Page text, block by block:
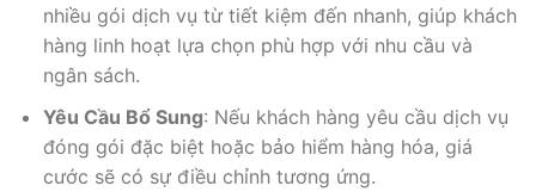
nhiều gói dịch vụ từ tiết kiệm đến nhanh, giúp khách
hàng linh hoạt lựa chọn phù hợp với nhu cầu và
ngân sách.
Yêu Cầu Bổ Sung: Nếu khách hàng yêu cầu dịch vụ
đóng gói đặc biệt hoặc bảo hiểm hàng hóa, giá
cước sẽ có sự điều chỉnh tương ứng.